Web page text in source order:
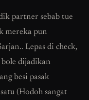
partner sebab tue
mereka pun
Lepas di check,
dijadikan
besi pasak
(Hodoh sangat